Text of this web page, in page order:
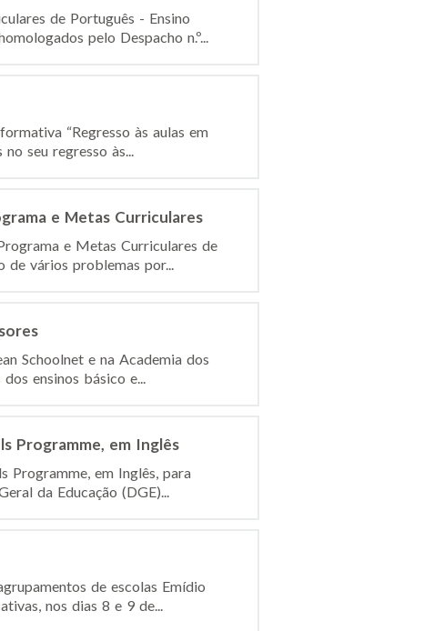
de Português - Ensino
pelo Despacho n.º...
“Regresso às aulas em
seu regresso às...
e Metas Curriculares
e Metas Curriculares de
de vários problemas por...
Schoolnet e na Academia dos
ensinos básico e...
Programme, em Inglês
Programme, em Inglês, para
da Educação (DGE)...
de escolas Emídio
nos dias 8 e 9 de...